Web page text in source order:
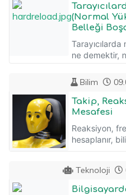
(Normal
Belleği
ne demektir,
Bilim
Takip,
Mesafesi
Reaksiyon,
hesaplanır,
Teknoloji